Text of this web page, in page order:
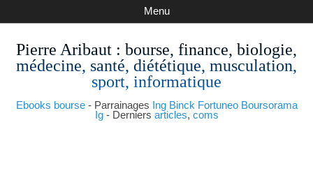
Pierre Aribaut : bourse, finance, biologie,
médecine, santé, diététique, musculation,
sport, informatique
Ebooks bourse- Parrainages Ing Binck Fortuneo Boursorama
Ig- Derniers articles, coms
Menu